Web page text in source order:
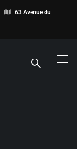
63 Avenue du